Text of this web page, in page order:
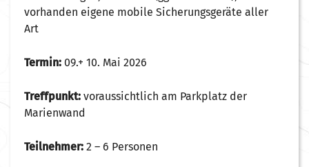
vorhanden eigene mobile Sicherungsgeräte aller
Art
Termin: 09.+ 10. Mai 2026
Treffpunkt: voraussichtlich am Parkplatz der
Marienwand
Teilnehmer: 2 – 6 Personen